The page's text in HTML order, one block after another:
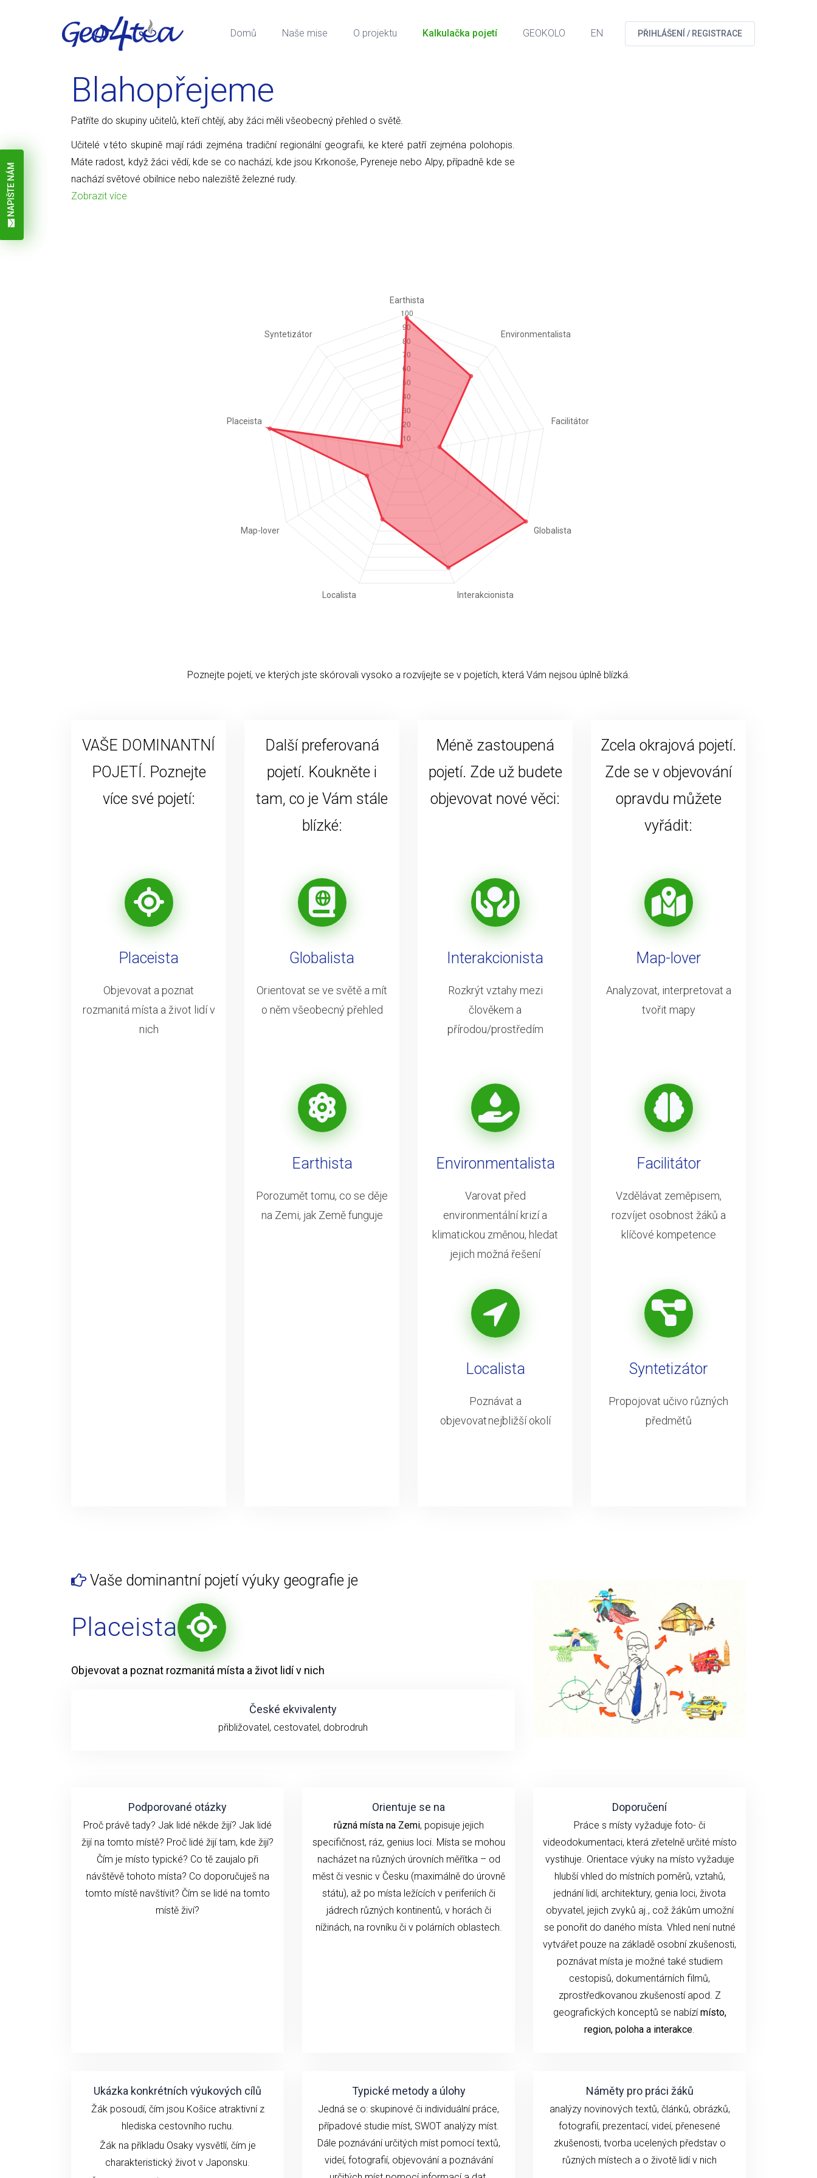
Domů Naše mise O projektu Kalkulačka pojetí GEOKOLO EN PŘIHLÁŠENÍ / REGISTRACE
NAPIŠTE NÁM
Blahopřejeme
Patříte do skupiny učitelů, kteří chtějí, aby žáci měli všeobecný přehled o světě.
Učitelé v této skupině mají rádi zejména tradiční regionální geografii, ke které patří zejména polohopis.
Máte radost, když žáci vědí, kde se co nachází, kde jsou Krkonoše, Pyreneje nebo Alpy, případně kde se
nachází světové obilnice nebo naleziště železné rudy.
Zobrazit více
Poznejte pojetí, ve kterých jste skórovali vysoko a rozvíjejte se v pojetích, která Vám nejsou úplně blízká.
VAŠE DOMINANTNÍ
POJETÍ. Poznejte
více své pojetí:
Placeista
Objevovat a poznat
rozmanitá místa a život lidí v
nich
Další preferovaná
pojetí. Koukněte i
tam, co je Vám stále
blízké:
Globalista
Orientovat se ve světě a mít
o něm všeobecný přehled
Earthista
Porozumět tomu, co se děje
na Zemi, jak Země funguje
Méně zastoupená
pojetí. Zde už budete
objevovat nové věci:
Interakcionista
Rozkrýt vztahy mezi
člověkem a
přírodou/prostředím
Environmentalista
Varovat před
environmentální krizí a
klimatickou změnou, hledat
jejich možná řešení
Localista
Poznávat a
objevovat nejbližší okolí
Zcela okrajová pojetí.
Zde se v objevování
opravdu můžete
vyřádit:
Map-lover
Analyzovat, interpretovat a
tvořit mapy
Facilitátor
Vzdělávat zeměpisem,
rozvíjet osobnost žáků a
klíčové kompetence
Syntetizátor
Propojovat učivo různých
předmětů
Vaše dominantní pojetí výuky geografie je
Placeista
Objevovat a poznat rozmanitá místa a život lidí v nich
České ekvivalenty
přibližovatel, cestovatel, dobrodruh
Podporované otázky
Proč právě tady? Jak lidé někde žijí? Jak lidé
žijí na tomto místě? Proč lidé žijí tam, kde žijí?
Čím je místo typické? Co tě zaujalo při
návštěvě tohoto místa? Co doporučuješ na
tomto místě navštívit? Čím se lidé na tomto
místě živí?
Orientuje se na
různá místa na Zemi, popisuje jejich
specifičnost, ráz, genius loci. Místa se mohou
nacházet na různých úrovních měřítka – od
měst či vesnic v Česku (maximálně do úrovně
státu), až po místa ležících v periferiích či
jádrech různých kontinentů, v horách či
nížinách, na rovníku či v polárních oblastech.
Doporučení
Práce s místy vyžaduje foto- či
videodokumentaci, která zřetelně určité místo
vystihuje. Orientace výuky na místo vyžaduje
hlubší vhled do místních poměrů, vztahů,
jednání lidí, architektury, genia loci, života
obyvatel, jejich zvyků aj., což žákům umožní
se ponořit do daného místa. Vhled není nutné
vytvářet pouze na základě osobní zkušenosti,
poznávat místa je možné také studiem
cestopisů, dokumentárních filmů,
zprostředkovanou zkušeností apod. Z
geografických konceptů se nabízímísto,
region, poloha a interakce
Ukázka konkrétních výukových cílů
Žák posoudí, čím jsou Košice atraktivní z
hlediska cestovního ruchu.
Žák na příkladu Osaky vysvětlí, čím je
charakteristický život v Japonsku.
Typické metody a úlohy
Jedná se o: skupinové či individuální práce,
případové studie míst, SWOT analýzy míst.
Dále poznávání určitých míst pomocí textů,
videí, fotografií, objevování a poznávání
Náměty pro práci žáků
analýzy novinových textů, článků, obrázků,
fotografií, prezentací, videí, přenesené
zkušenosti, tvorba ucelených představ o
různých místech a o životě lidí v nich